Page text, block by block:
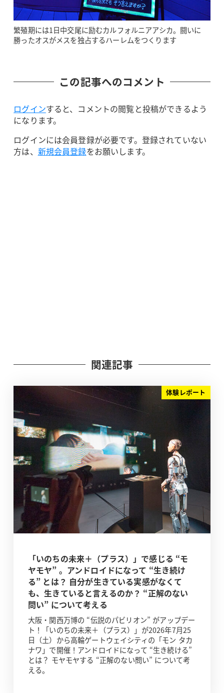
繁殖期には1日中交尾に励むカルフォルニアアシカ。闘いに
勝ったオスがメスを独占するハーレムをつくります
この記事へのコメント
ログインすると、コメントの閲覧と投稿ができるよう
になります。
ログインには会員登録が必要です。登録されていない
方は、 新規会員登録をお願いします。
関連記事
体験レポート
「いのちの未来＋（プラス）」で感じる “モ
ヤモヤ” 。アンドロイドになって “生き続け
る” とは？ 自分が生きている実感がなくて
も、生きていると言えるのか？ “正解のない
問い” について考える
大阪・関西万博の “伝説のパビリオン” がアップデー
ト！「いのちの未来＋（プラス）」が2026年7月25
日（土）から高輪ゲートウェイシティの「モン タカ
ナワ」で開催！アンドロイドになって “生き続ける”
とは？ モヤモヤする “正解のない問い” について考
える。